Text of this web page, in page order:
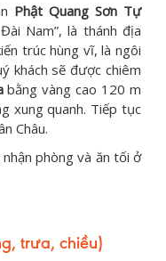
Phật Quang Sơn Tự
Nam”, là thánh địa
trúc hùng vĩ, là ngôi
khách sẽ được chiêm
bằng vàng cao 120 m
xung quanh. Tiếp tục
Châu.
phòng và ăn tối ở
trưa, chiều)